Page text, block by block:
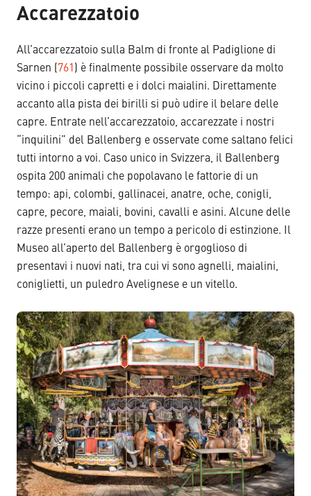
Accarezzatoio
All’accarezzatoio sulla Balm di fronte al Padiglione di
Sarnen (761 ) è finalmente possibile osservare da molto
vicino i piccoli capretti e i dolci maialini. Direttamente
accanto alla pista dei birilli si può udire il belare delle
capre. Entrate nell’accarezzatoio, accarezzate i nostri
“inquilini” del Ballenberg e osservate come saltano felici
tutti intorno a voi. Caso unico in Svizzera, il Ballenberg
ospita 200 animali che popolavano le fattorie di un
tempo: api, colombi, gallinacei, anatre, oche, conigli,
capre, pecore, maiali, bovini, cavalli e asini. Alcune delle
razze presenti erano un tempo a pericolo di estinzione. Il
Museo all’aperto del Ballenberg è orgoglioso di
presentavi i nuovi nati, tra cui vi sono agnelli, maialini,
coniglietti, un puledro Avelignese e un vitello.